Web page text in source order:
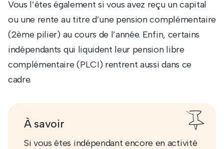
Vous l’êtes également si vous avez reçu un capital
ou une rente au titre d’une pension complémentaire
(2ème pilier) au cours de l’année. Enfin, certains
indépendants qui liquident leur pension libre
complémentaire (PLCI) rentrent aussi dans ce
cadre.
À savoir
Si vous êtes indépendant encore en activité